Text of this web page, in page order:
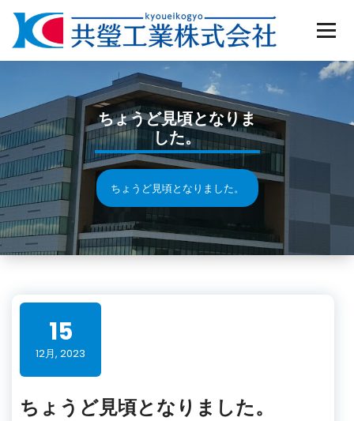
Skip
content
ちょうど見頃となりま
した。
ちょうど見頃となりました。
15
12月, 2023
ちょうど見頃となりました。